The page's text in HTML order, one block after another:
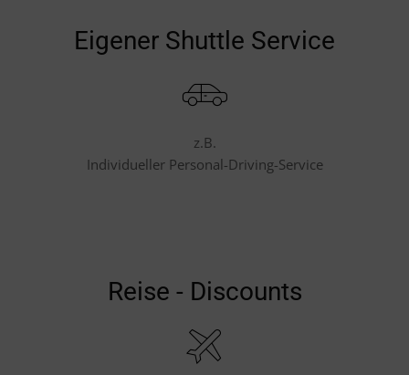
Eigener Shuttle Service
z.B.
Individueller Personal-Driving-Service
Reise - Discounts